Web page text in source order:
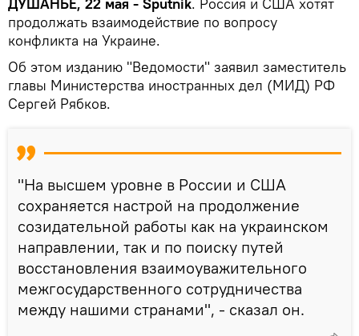
продолжать взаимодействие по вопросу
конфликта на Украине.
Об этом изданию "Ведомости" заявил заместитель
главы Министерства иностранных дел (МИД) РФ
Сергей Рябков.
"На высшем уровне в России и США
сохраняется настрой на продолжение
созидательной работы как на украинском
направлении, так и по поиску путей
восстановления взаимоуважительного
межгосударственного сотрудничества
между нашими странами", - сказал он.